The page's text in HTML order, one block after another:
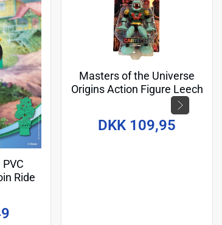
Ride
Masters of the Universe
Origins Action Figure Leech
(Cartoon Collection) 14 cm
DKK 109,95